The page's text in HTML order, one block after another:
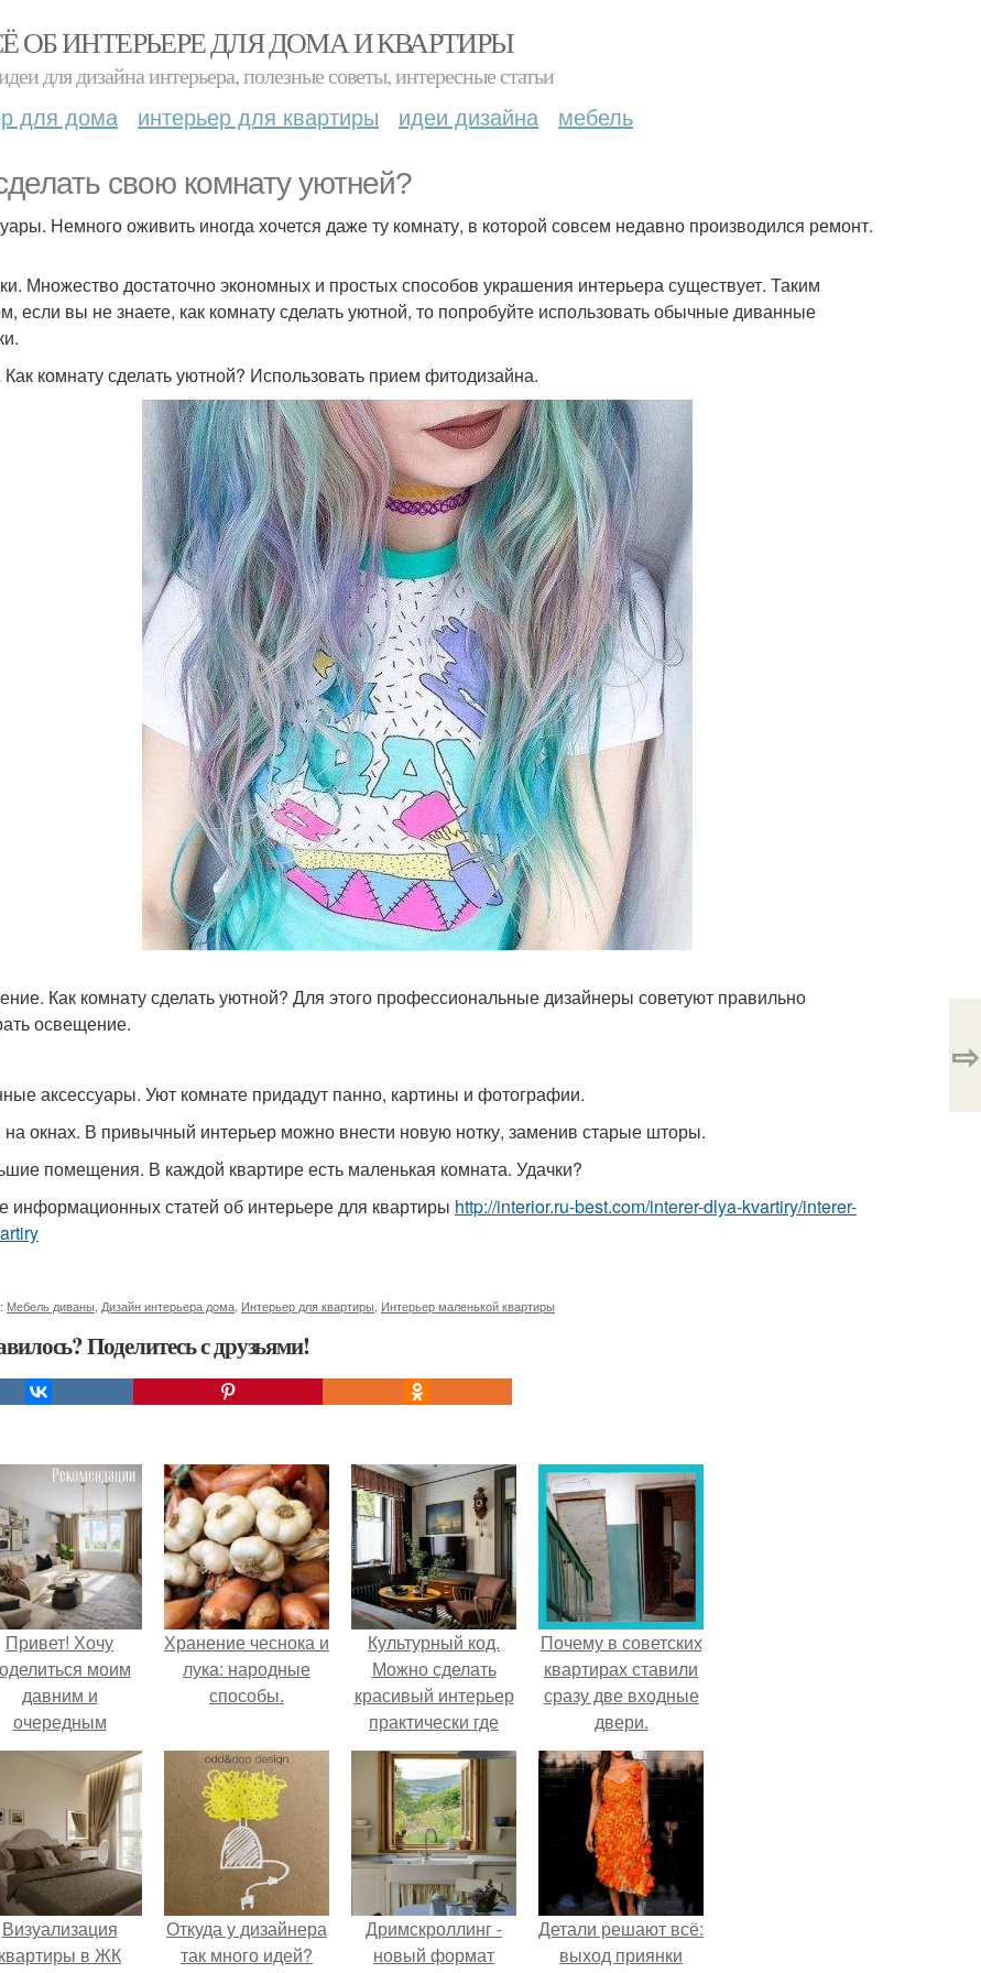
ОБ ИНТЕРЬЕРЕ ДЛЯ ДОМА И КВАРТИРЫ
для дизайна интерьера, полезные советы, интересные статьи
для дома интерьер для квартиры идеи дизайна мебель
свою комнату уютней?
Немного оживить иногда хочется даже ту комнату, в которой совсем недавно производился ремонт.
Множество достаточно экономных и простых способов украшения интерьера существует. Таким
если вы не знаете, как комнату сделать уютной, то попробуйте использовать обычные диванные
комнату сделать уютной? Использовать прием фитодизайна.
Как комнату сделать уютной? Для этого профессиональные дизайнеры советуют правильно
освещение.
аксессуары. Уют комнате придадут панно, картины и фотографии.
окнах. В привычный интерьер можно внести новую нотку, заменив старые шторы.
помещения. В каждой квартире есть маленькая комната. Удачки?
информационных статей об интерьере для квартиры http://interior.ru-best.com/interer-dlya-kvartiry/interer-
Мебель диваны Дизайн интерьера дома Интерьер для квартиры Интерьер маленькой квартиры
Поделитесь с друзьями!
⇨
Привет! Хочу
моим
давним и
очередным
проектом.
Хранение чеснока и
лука: народные
способы.
Культурный код.
Можно сделать
красивый интерьер
практически где
угодно.
Почему в советских
квартирах ставили
сразу две входные
двери.
Визуализация
квартиры в ЖК
Откуда у дизайнера
так много идей?
Дримскроллинг -
новый формат
Детали решают всё:
выход приянки